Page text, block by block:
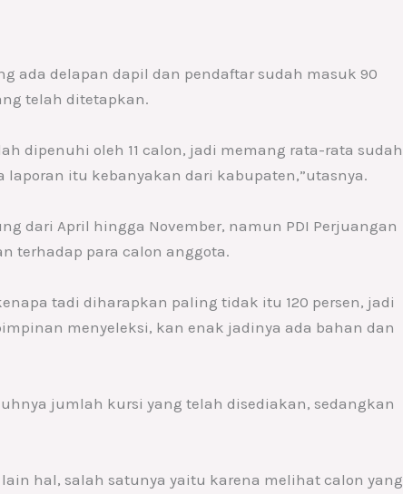
ada delapan dapil dan pendaftar sudah masuk 90
telah ditetapkan.
dipenuhi oleh 11 calon, jadi memang rata-rata sudah
itu kebanyakan dari kabupaten,”utasnya.
dari April hingga November, namun PDI Perjuangan
terhadap para calon anggota.
tadi diharapkan paling tidak itu 120 persen, jadi
menyeleksi, kan enak jadinya ada bahan dan
jumlah kursi yang telah disediakan, sedangkan
hal, salah satunya yaitu karena melihat calon yang